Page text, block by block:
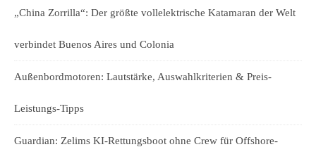
„China Zorrilla“: Der größte vollelektrische Katamaran der Welt
verbindet Buenos Aires und Colonia
Außenbordmotoren: Lautstärke, Auswahlkriterien & Preis-
Leistungs-Tipps
Guardian: Zelims KI-Rettungsboot ohne Crew für Offshore-